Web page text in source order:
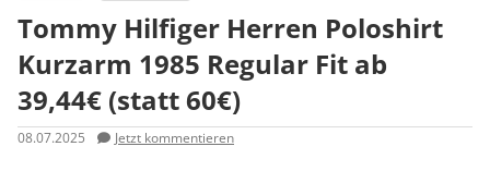
Tommy Hilfiger Herren Poloshirt
Kurzarm 1985 Regular Fit ab
39,44€ (statt 60€)
08.07.2025 Jetzt kommentieren